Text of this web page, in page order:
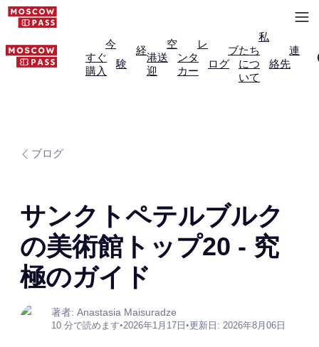
今
すぐ
購入
経
験
空
港送
迎
レ
ンタ
カー
ブ
ログ
私
たち
につ
いて
連
絡先
ブログ
サンクトペテルブルク
の美術館トップ20 - 究
極のガイド
著者: Anastasia Maisuradze
10 分で読めます•2026年1月17日 •更新日: 2026年8月06日